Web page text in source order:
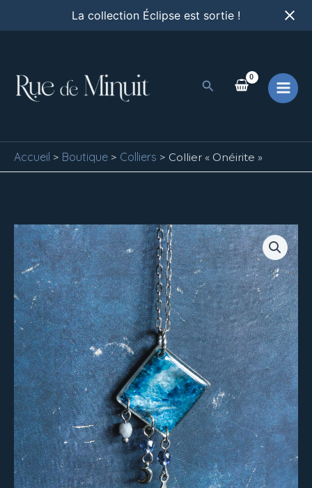
La collection Éclipse est sortie !
Rechercher
Accueil > Boutique > Colliers > Collier « Onéirite »
quantité
de
Collier
"Onéirite"